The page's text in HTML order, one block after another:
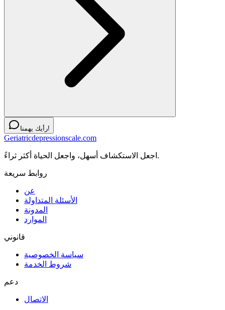
رأيك يهمنا!
Geriatricdepressionscale.com
اجعل الاستكشاف أسهل، واجعل الحياة أكثر ثراءً.
روابط سريعة
عن
الأسئلة المتداولة
المدونة
الموارد
قانوني
سياسة الخصوصية
شروط الخدمة
دعم
الاتصال